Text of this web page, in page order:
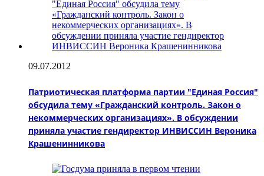
09.07.2012
Патриотическая платформа партии "Единая Россия"
обсудила тему «Гражданский контроль. Закон о
некоммерческих организациях». В обсуждении
приняла участие гендиректор ИНВИССИН Вероника
Крашенинникова